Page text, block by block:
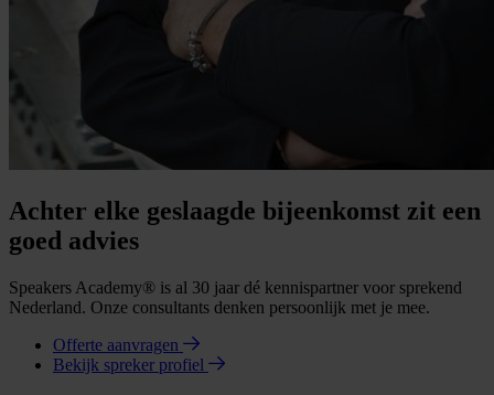
Achter elke geslaagde bijeenkomst zit een
goed advies
Speakers Academy® is al 30 jaar dé kennispartner voor sprekend
Nederland. Onze consultants denken persoonlijk met je mee.
Offerte aanvragen
Bekijk spreker profiel